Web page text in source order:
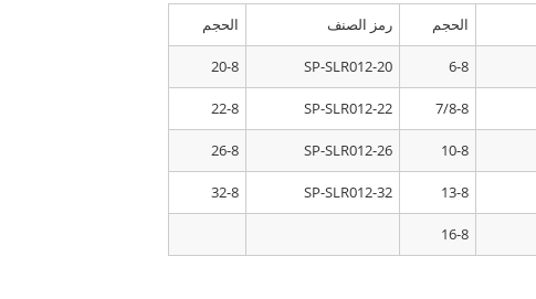
الحجم رمز الصنف الحجم
6-8
SP-SLR012-20
20-8
7/8-8
SP-SLR012-22
22-8
10-8
SP-SLR012-26
26-8
13-8
SP-SLR012-32
32-8
16-8